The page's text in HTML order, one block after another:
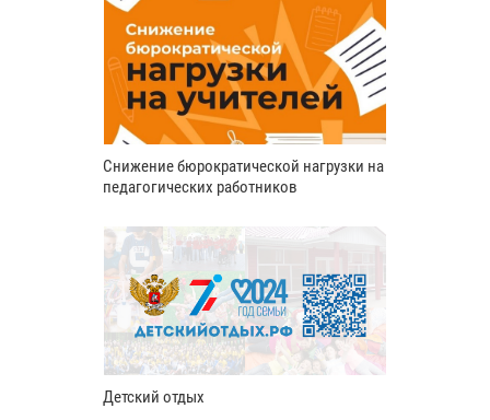
Снижение бюрократической нагрузки на
педагогических работников
Детский отдых